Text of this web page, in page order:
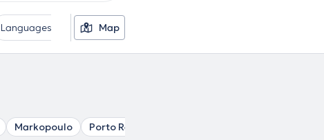
Languages Gender
Map
Markopoulo Porto Rafti